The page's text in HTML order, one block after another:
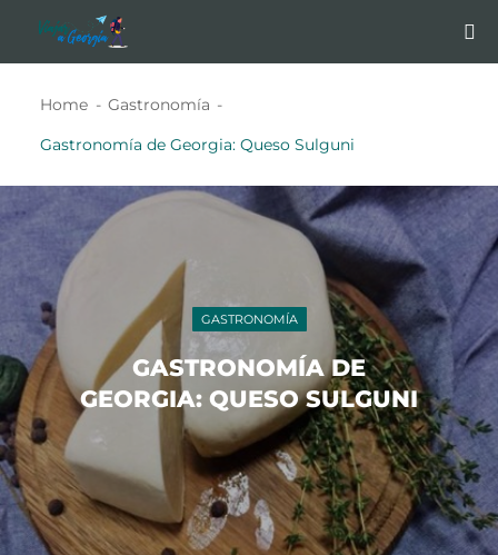
Home
Gastronomía
Gastronomía de Georgia: Queso Sulguni
GASTRONOMÍA
GASTRONOMÍA DE
GEORGIA: QUESO SULGUNI